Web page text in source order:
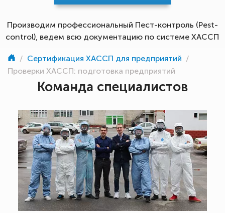
Производим профессиональный Пест-контроль (Pest-
control), ведем всю документацию по системе ХАССП
/ Сертификация ХАССП для предприятий /
Проверки ХАССП: подготовка предприятий
Команда специалистов